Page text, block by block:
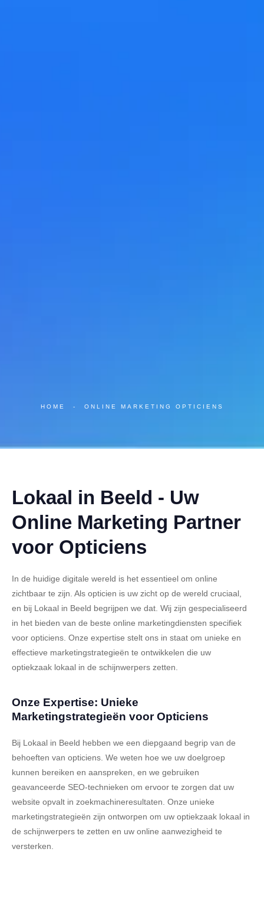
HOME - ONLINE MARKETING OPTICIENS
Lokaal in Beeld - Uw
Online Marketing Partner
voor Opticiens
In de huidige digitale wereld is het essentieel om online
zichtbaar te zijn. Als opticien is uw zicht op de wereld cruciaal,
en bij Lokaal in Beeld begrijpen we dat. Wij zijn gespecialiseerd
in het bieden van de beste online marketingdiensten specifiek
voor opticiens. Onze expertise stelt ons in staat om unieke en
effectieve marketingstrategieën te ontwikkelen die uw
optiekzaak lokaal in de schijnwerpers zetten.
Onze Expertise: Unieke
Marketingstrategieën voor Opticiens
Bij Lokaal in Beeld hebben we een diepgaand begrip van de
behoeften van opticiens. We weten hoe we uw doelgroep
kunnen bereiken en aanspreken, en we gebruiken
geavanceerde SEO-technieken om ervoor te zorgen dat uw
website opvalt in zoekmachineresultaten. Onze unieke
marketingstrategieën zijn ontworpen om uw optiekzaak lokaal in
de schijnwerpers te zetten en uw online aanwezigheid te
versterken.